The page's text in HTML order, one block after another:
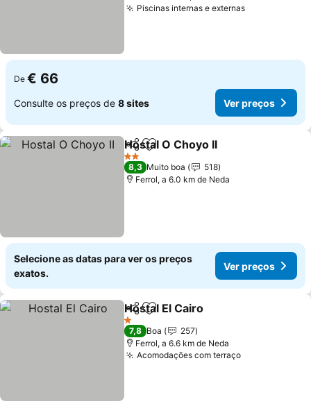
Piscinas internas e externasVer preços
De € 66
Consulte os preços de 8 sites Ver preços
PartilharAdicionar aos favoritos
Hostal O Choyo II
2 Estrelas
8,3 Muito boa
518
Ferrol, a 6.0 km de Neda
Selecione as datas para ver os preços
exatos.
Ver preços
PartilharAdicionar aos favoritos
Hostal El Cairo
1 Estrelas
7,8 Boa
257
Ferrol, a 6.6 km de Neda
Acomodações com terraçoVer preços